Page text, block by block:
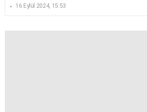
16 Eylül 2024, 15:53